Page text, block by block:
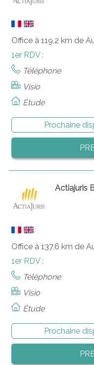
Office à 119,2 km de
1er RDV :
Téléphone
Visio
Étude
Prochaine
Actiajuris
Office à 137,6 km de
1er RDV :
Téléphone
Visio
Étude
Prochaine